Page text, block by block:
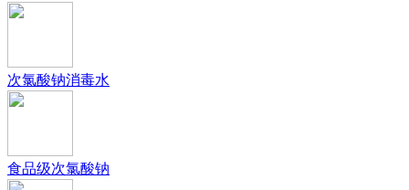
次氯酸钠消毒水
食品级次氯酸钠